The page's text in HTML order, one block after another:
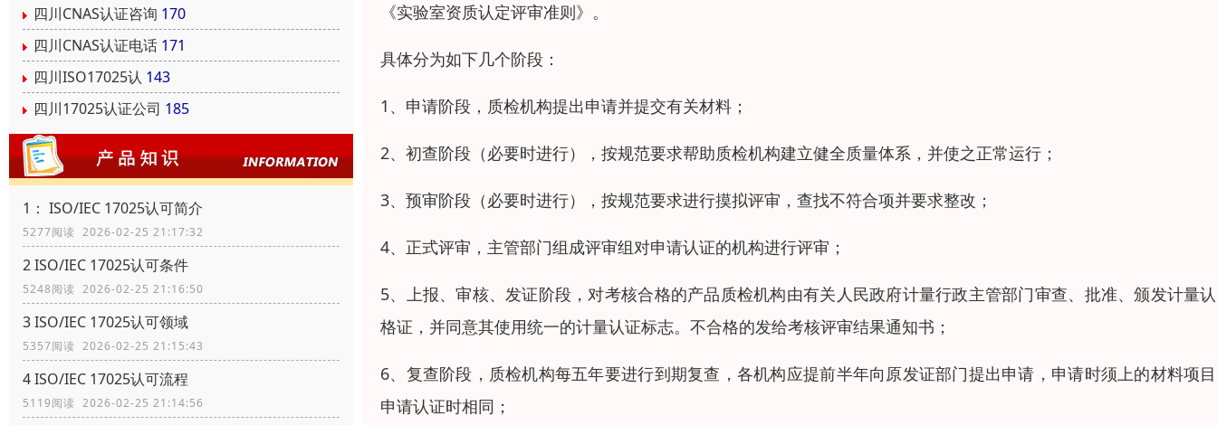
四川CNAS认证咨询 170
四川CNAS认证电话 171
四川ISO17025认 143
四川17025认证公司 185
1： ISO/IEC 17025认可简介
5277阅读 2026-02-25 21:17:32
2 ISO/IEC 17025认可条件
5248阅读 2026-02-25 21:16:50
3 ISO/IEC 17025认可领域
5357阅读 2026-02-25 21:15:43
4 ISO/IEC 17025认可流程
5119阅读 2026-02-25 21:14:56
《实验室资质认定评审准则》。
具体分为如下几个阶段：
1、申请阶段，质检机构提出申请并提交有关材料；
2、初查阶段（必要时进行），按规范要求帮助质检机构建立健全质量体系，并使之正常运行；
3、预审阶段（必要时进行），按规范要求进行摸拟评审，查找不符合项并要求整改；
4、正式评审，主管部门组成评审组对申请认证的机构进行评审；
5、上报、审核、发证阶段，对考核合格的产品质检机构由有关人民政府计量行政主管部门审查、批准、颁发计量
格证，并同意其使用统一的计量认证标志。不合格的发给考核评审结果通知书；
6、复查阶段，质检机构每五年要进行到期复查，各机构应提前半年向原发证部门提出申请，申请时须上的材料项
申请认证时相同；